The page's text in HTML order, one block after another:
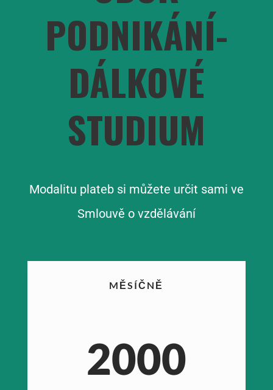
PODNIKÁNÍ-
DÁLKOVÉ
STUDIUM
Modalitu plateb si můžete určit sami ve
Smlouvě o vzdělávání
MĚSÍČNĚ
2000